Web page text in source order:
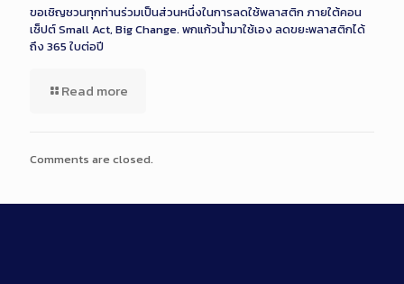
ขอเชิญชวนทุกท่านร่วมเป็นส่วนหนึ่งในการลดใช้พลาสติก ภายใต้คอน
เซ็ปต์ Small Act, Big Change. พกแก้วน้ำมาใช้เอง ลดขยะพลาสติกได้
ถึง 365 ใบต่อปี
Read more
Comments are closed.